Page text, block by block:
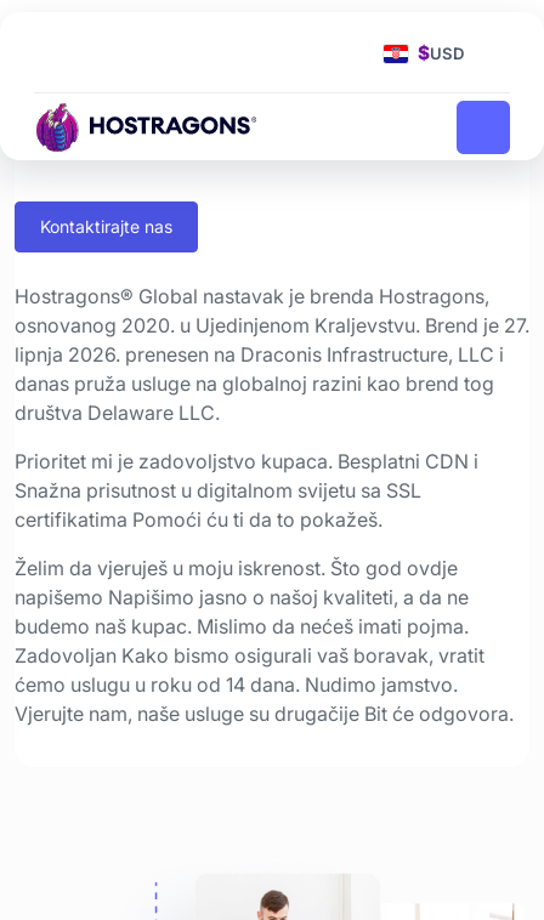
$USD
Sve o nama
Kontaktirajte nas
Hostragons® Global nastavak je brenda Hostragons,
osnovanog 2020. u Ujedinjenom Kraljevstvu. Brend je 27.
lipnja 2026. prenesen na Draconis Infrastructure, LLC i
danas pruža usluge na globalnoj razini kao brend tog
društva Delaware LLC.
Prioritet mi je zadovoljstvo kupaca. Besplatni CDN i
Snažna prisutnost u digitalnom svijetu sa SSL
certifikatima Pomoći ću ti da to pokažeš.
Želim da vjeruješ u moju iskrenost. Što god ovdje
napišemo Napišimo jasno o našoj kvaliteti, a da ne
budemo naš kupac. Mislimo da nećeš imati pojma.
Zadovoljan Kako bismo osigurali vaš boravak, vratit
ćemo uslugu u roku od 14 dana. Nudimo jamstvo.
Vjerujte nam, naše usluge su drugačije Bit će odgovora.